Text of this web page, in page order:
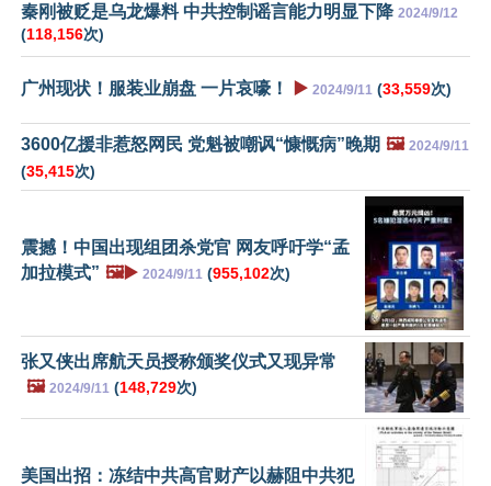
秦刚被贬是乌龙爆料 中共控制谣言能力明显下降 2024/9/12
(118,156次)
广州现状！服装业崩盘 一片哀嚎！ ▶️ 2024/9/11 (33,559次)
3600亿援非惹怒网民 党魁被嘲讽“慷慨病”晚期 🖼️ 2024/9/11
(35,415次)
震撼！中国出现组团杀党官 网友呼吁学“孟
加拉模式” 🖼️▶️ 2024/9/11 (955,102次)
张又侠出席航天员授称颁奖仪式又现异常
🖼️ 2024/9/11 (148,729次)
美国出招：冻结中共高官财产以赫阻中共犯